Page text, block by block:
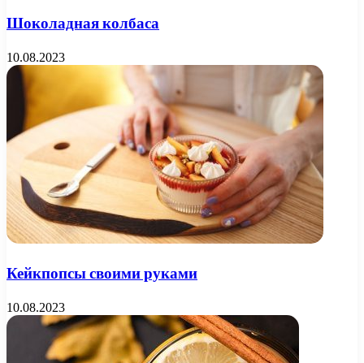
Шоколадная колбаса
10.08.2023
Кейкпопсы своими руками
10.08.2023